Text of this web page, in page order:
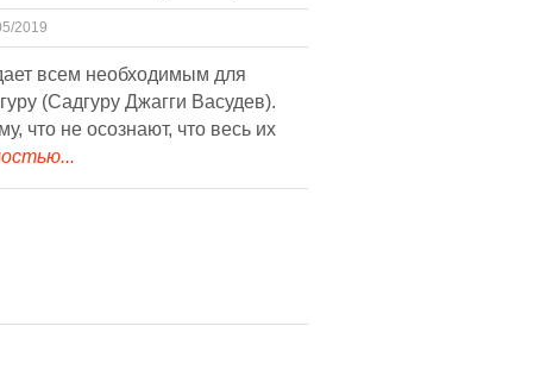
2019
всем необходимым для
(Садгуру Джагги Васудев).
что не осознают, что весь их